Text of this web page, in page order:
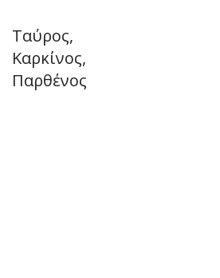
Ταύρος,
Καρκίνος,
Παρθένος